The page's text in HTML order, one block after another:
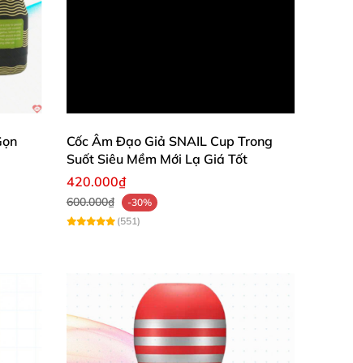
giác đê mê như thật.
thoải mái cho “cậu nhỏ”.
Cốc Âm Đạo Giả SNAIL Cup Trong
Suốt Siêu Mềm Mới Lạ Giá Tốt
420.000₫
600.000₫
-30%
(551)